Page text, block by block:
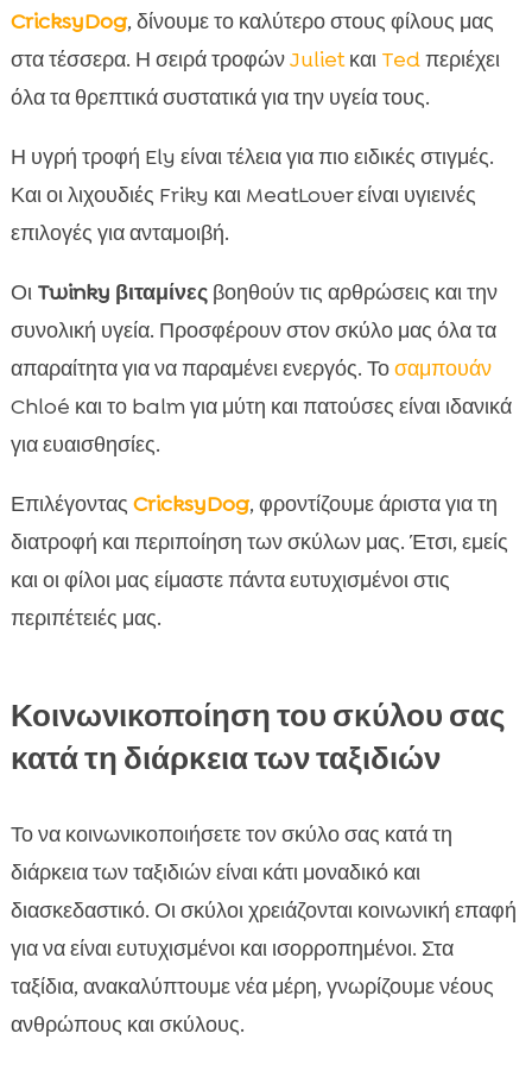
CricksyDog, δίνουμε το καλύτερο στους φίλους μας
στα τέσσερα. Η σειρά τροφώνJulietκαι Tedπεριέχει
όλα τα θρεπτικά συστατικά για την υγεία τους.
Η υγρή τροφή Ely είναι τέλεια για πιο ειδικές στιγμές.
Και οι λιχουδιές Friky και MeatLover είναι υγιεινές
επιλογές για ανταμοιβή.
Οι Twinky βιταμίνεςβοηθούν τις αρθρώσεις και την
συνολική υγεία. Προσφέρουν στον σκύλο μας όλα τα
απαραίτητα για να παραμένει ενεργός. Τοσαμπουάν
Chloé και το balm για μύτη και πατούσες είναι ιδανικά
για ευαισθησίες.
Επιλέγοντας CricksyDog, φροντίζουμε άριστα για τη
διατροφή και περιποίηση των σκύλων μας. Έτσι, εμείς
και οι φίλοι μας είμαστε πάντα ευτυχισμένοι στις
περιπέτειές μας.
Κοινωνικοποίηση του σκύλου σας
κατά τη διάρκεια των ταξιδιών
Το να κοινωνικοποιήσετε τον σκύλο σας κατά τη
διάρκεια των ταξιδιών είναι κάτι μοναδικό και
διασκεδαστικό. Οι σκύλοι χρειάζονται κοινωνική επαφή
για να είναι ευτυχισμένοι και ισορροπημένοι. Στα
ταξίδια, ανακαλύπτουμε νέα μέρη, γνωρίζουμε νέους
ανθρώπους και σκύλους.